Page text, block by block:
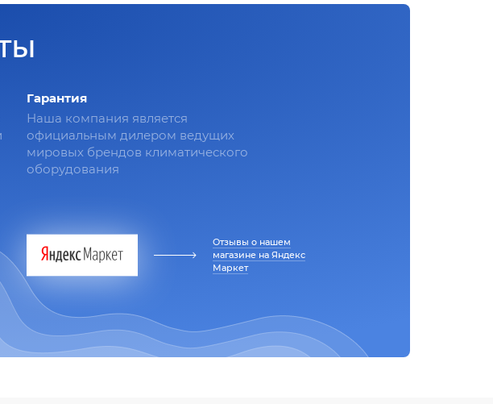
Гарантия
Наша компания является
официальным дилером ведущих
мировых брендов климатического
оборудования
Отзывы о нашем
магазине на Яндекс
Маркет